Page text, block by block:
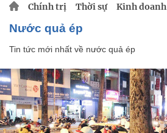
Chính trị Thời sự Kinh doanh
nước quả ép
Tin tức mới nhất về nước quả ép